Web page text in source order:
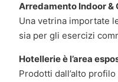
Arredamento Indoor &
Una vetrina importate
sia per gli esercizi
Hotellerie è l’area
Prodotti dall’alto